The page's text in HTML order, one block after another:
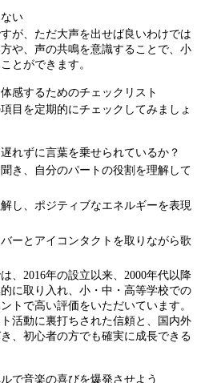
い
が、ただ大声を出せば良いわけでは
や、声の共鳴を意識することで、小
とができます。
感するためのチェックリスト
目を定期的にチェックしてみましょ
れずに言葉を乗せられているか？
き、自分のパートの役割を理解して
し、ポジティブなエネルギーを表現
ーとアイコンタクトを取りながら歌
、2016年の設立以来、2000年代以降
に取り入れ、小・中・高等学校での
トで高い評価をいただいています。
活動に裏打ちされた信頼と、国内外
、初心者の方でも確実に成長できる
で音楽の喜びを爆発させよう